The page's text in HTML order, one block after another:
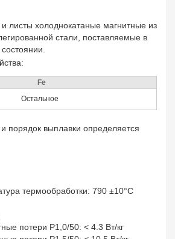
листы холоднокатаные магнитные из
стали, поставляемые в
Fe
Остальное
порядок выплавки определяется
термообработки: 790 ±10°C
;
потери P1,0/50: < 4.3 Вт/кг